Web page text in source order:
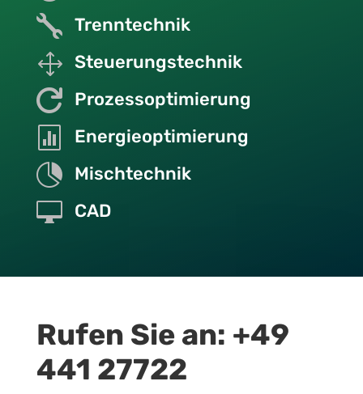
 Trenntechnik
1 Steuerungstechnik
 Prozessoptimierung
 Energieoptimierung
 Mischtechnik
 CAD
Rufen Sie an: +49
441 27722